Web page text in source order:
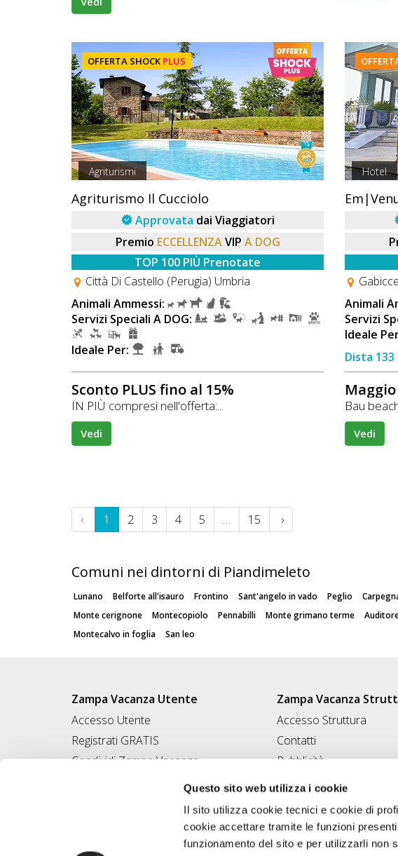
Questo sito web utilizza i cookie
Il sito utilizza cookie tecnici e cookie di
cookie accettare tramite le funzioni
funzionamento del sito e per utilizzarli non
OFFERTA SHOCK PLUS
Agriturismi
Agriturismo Il Cucciolo
Approvata dai Viaggiatori
Premio ECCELLENZA VIP A DOG
TOP 100 PIÙ Prenotate
Città Di Castello (Perugia) Umbria
Animali Ammessi:
Servizi Speciali A DOG:
Ideale Per:
Sconto PLUS fino al 15%
IN PIÙ compresi nell'offerta:...
Vedi
Hotel
Animali
Servizi
Ideale
Dista 133
Maggio
Bau
Vedi
‹ 1 2 3 4 5 … 15 ›
Comuni nei dintorni di Piandimeleto
Lunano Belforte all'isauro Frontino Sant'angelo in vado Peglio
Monte cerignone
Montecopiolo Pennabilli Monte grimano terme
Montecalvo in foglia
San leo
Zampa Vacanza Utente
Accesso Utente
Registrati GRATIS
Condividi Zampa Vacanza
Campagna Contro l'Abbandono
Zampa Vacanza
Accesso Struttura
Contatti
Pubblicità
Iscrivi Struttura